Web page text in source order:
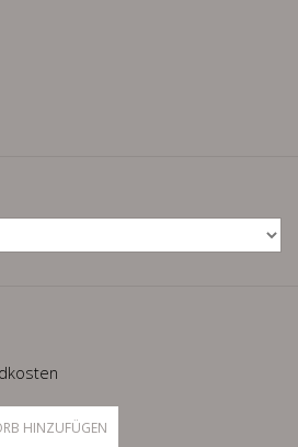
HINZUFÜGEN